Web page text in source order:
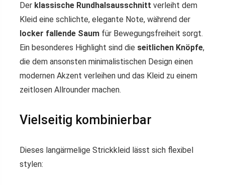
Der klassische Rundhalsausschnitt verleiht dem
Kleid eine schlichte, elegante Note, während der
locker fallende Saum für Bewegungsfreiheit sorgt.
Ein besonderes Highlight sind die seitlichen Knöpfe,
die dem ansonsten minimalistischen Design einen
modernen Akzent verleihen und das Kleid zu einem
zeitlosen Allrounder machen.
Vielseitig kombinierbar
Dieses langärmelige Strickkleid lässt sich flexibel
stylen: